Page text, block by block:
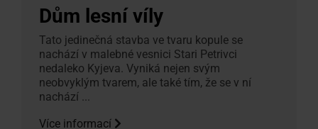
Dům lesní víly
Tato jedinečná stavba ve tvaru kopule se
nachází v malebné vesnici Stari Petrivci
nedaleko Kyjeva. Vyniká nejen svým
neobvyklým tvarem, ale také tím, že se v ní
nachází ...
Více informací